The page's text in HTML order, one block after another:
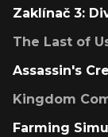
Zaklínač 3:
The Last of
Assassin's
Kingdom
Farming